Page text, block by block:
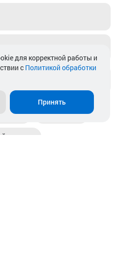
Магазины
расчет
для корректной работы и
с Политикой обработки
Принять